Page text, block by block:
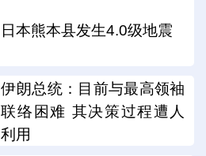
日本熊本县发生4.0级地震
伊朗总统：目前与最高领袖
联络困难 其决策过程遭人
利用